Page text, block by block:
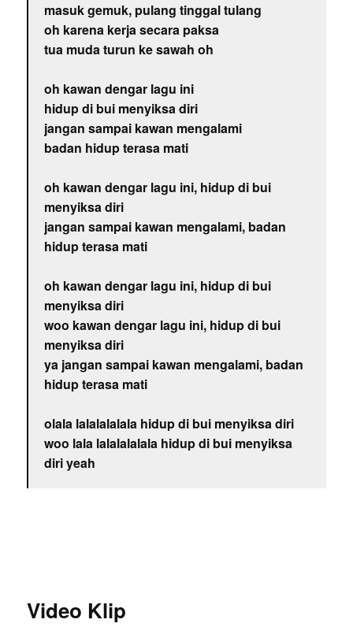
masuk gemuk, pulang tinggal tulang
oh karena kerja secara paksa
tua muda turun ke sawah oh
oh kawan dengar lagu ini
hidup di bui menyiksa diri
jangan sampai kawan mengalami
badan hidup terasa mati
oh kawan dengar lagu ini, hidup di bui
menyiksa diri
jangan sampai kawan mengalami, badan
hidup terasa mati
oh kawan dengar lagu ini, hidup di bui
menyiksa diri
woo kawan dengar lagu ini, hidup di bui
menyiksa diri
ya jangan sampai kawan mengalami, badan
hidup terasa mati
olala lalalalalala hidup di bui menyiksa diri
woo lala lalalalalala hidup di bui menyiksa
diri yeah
Video Klip